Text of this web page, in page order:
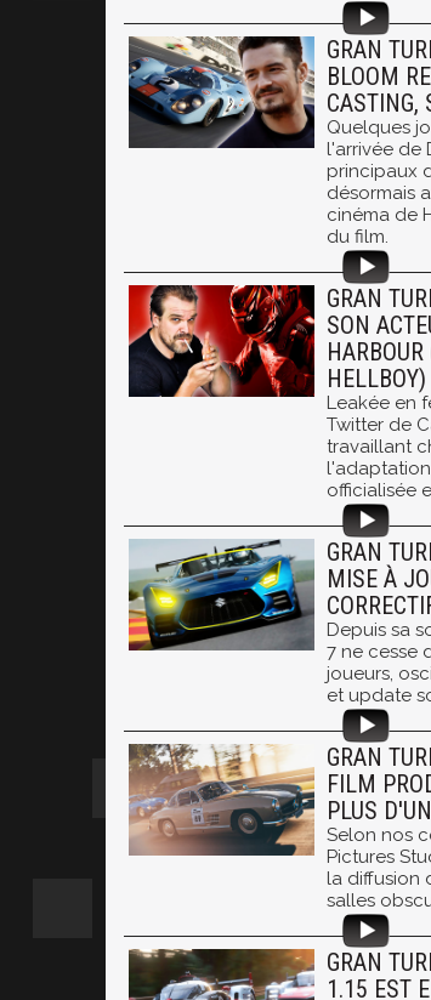
GRAN
BLOOM
CASTING,
Quelques
l'arrivée de
principaux
désormais
cinéma de
du film.
GRAN
SON
HELLBOY)
Leakée en
Twitter de
travaillant
officialisée
GRAN
MISE À
Depuis sa
7 ne cesse
joueurs,
et update
GRAN
FILM
PLUS
Selon nos
Pictures
la diffusion
salles
GRAN
1.15 EST